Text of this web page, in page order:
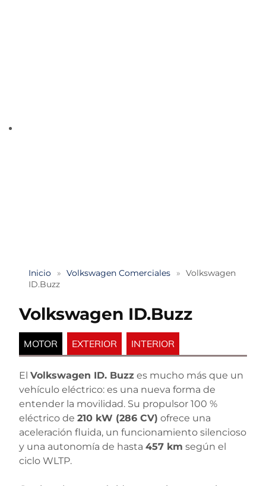
Inicio » Volkswagen Comerciales » Volkswagen
ID.Buzz
Volkswagen ID.Buzz
MOTOR EXTERIOR INTERIOR
El Volkswagen ID. Buzz es mucho más que un
vehículo eléctrico: es una nueva forma de
entender la movilidad. Su propulsor 100 %
eléctrico de 210 kW (286 CV) ofrece una
aceleración fluida, un funcionamiento silencioso
y una autonomía de hasta 457 km según el
ciclo WLTP.